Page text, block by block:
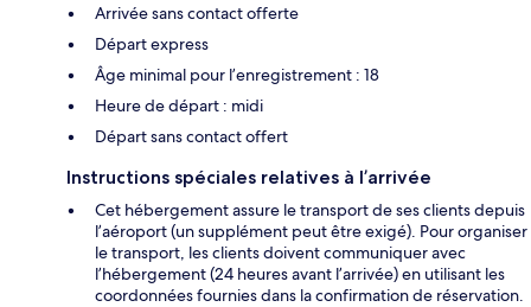
Arrivée sans contact offerte
Départ express
Âge minimal pour l’enregistrement : 18
Heure de départ : midi
Départ sans contact offert
Instructions spéciales relatives à l’arrivée
Cet hébergement assure le transport de ses clients depuis
l’aéroport (un supplément peut être exigé). Pour organiser
le transport, les clients doivent communiquer avec
l’hébergement (24 heures avant l’arrivée) en utilisant les
coordonnées fournies dans la confirmation de réservation.